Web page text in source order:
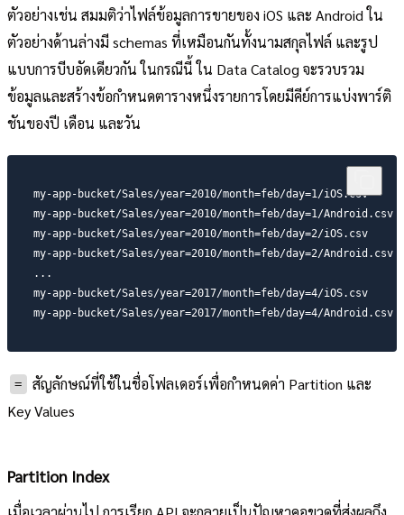
ตัวอย่างเช่น สมมติว่าไฟล์ข้อมูลการขายของ iOS และ Android ใน
ตัวอย่างด้านล่างมี schemas ที่เหมือนกันทั้งนามสกุลไฟล์ และรูป
แบบการบีบอัดเดียวกัน ในกรณีนี้ ใน Data Catalog จะรวบรวม
ข้อมูลและสร้างข้อกำหนดตารางหนึ่งรายการโดยมีคีย์การแบ่งพาร์ติ
ชันของปี เดือน และวัน
my-app-bucket/Sales/year=2010/month=feb/day=1/iOS.csv
my-app-bucket/Sales/year=2010/month=feb/day=1/Android.csv
my-app-bucket/Sales/year=2010/month=feb/day=2/iOS.csv
my-app-bucket/Sales/year=2010/month=feb/day=2/Android.csv
...
my-app-bucket/Sales/year=2017/month=feb/day=4/iOS.csv
my-app-bucket/Sales/year=2017/month=feb/day=4/Android.csv
=
สัญลักษณ์ที่ใช้ในชื่อโฟลเดอร์เพื่อกำหนดค่า Partition และ
Key Values
Partition Index